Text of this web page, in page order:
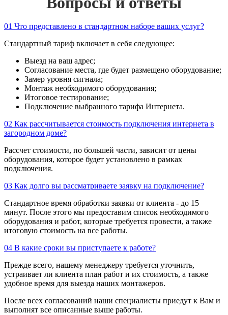
01 Что представлено в стандартном наборе ваших услуг?
Стандартный тариф включает в себя следующее:
Выезд на ваш адрес;
Согласование места, где будет размещено оборудование;
Замер уровня сигнала;
Монтаж необходимого оборудования;
Итоговое тестирование;
Подключение выбранного тарифа Интернета.
02 Как рассчитывается стоимость подключения интернета в
загородном доме?
Рассчет стоимости, по большей части, зависит от цены
оборудования, которое будет установлено в рамках
подключения.
03 Как долго вы рассматриваете заявку на подключение?
Стандартное время обработки заявки от клиента - до 15
минут. После этого мы предоставим список необходимого
оборудования и работ, которые требуется провести, а также
итоговую стоимость на все работы.
04 В какие сроки вы приступаете к работе?
Прежде всего, нашему менеджеру требуется уточнить,
устраивает ли клиента план работ и их стоимость, а также
удобное время для выезда наших монтажеров.
После всех согласований наши специалисты приедут к Вам и
выполнят все описанные выше работы.